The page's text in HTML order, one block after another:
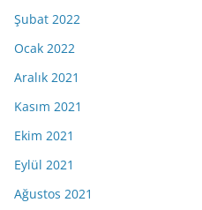
Şubat 2022
Ocak 2022
Aralık 2021
Kasım 2021
Ekim 2021
Eylül 2021
Ağustos 2021